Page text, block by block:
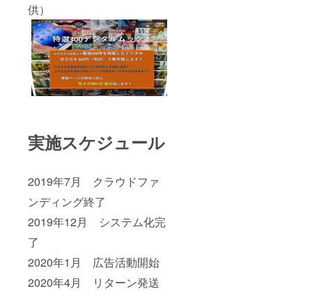
供）
実施スケジュール
2019年7月 クラウドファ
ンディング終了
2019年12月 システム化完
了
2020年1月 広告活動開始
2020年4月 リターン発送